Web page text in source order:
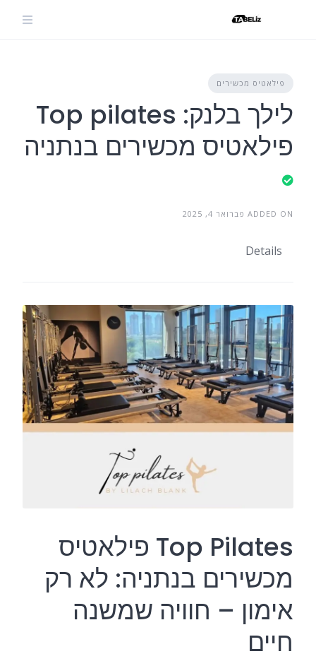
פילאטיס מכשירים
לילך בלנק: Top pilates
פילאטיס מכשירים בנתניה
ADDED ON פברואר 4, 2025
Details
Top Pilates פילאטיס
מכשירים בנתניה: לא רק
אימון – חוויה שמשנה
חיים